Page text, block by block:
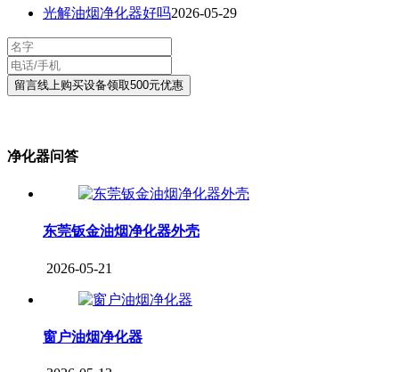
光解油烟净化器好吗2026-05-29
净化器问答
东莞钣金油烟净化器外壳
2026-05-21
窗户油烟净化器